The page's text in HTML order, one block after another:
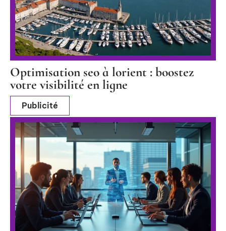
Optimisation seo à lorient : boostez
votre visibilité en ligne
Publicité